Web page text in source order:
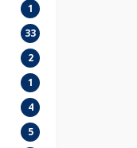
1
33
2
1
4
5